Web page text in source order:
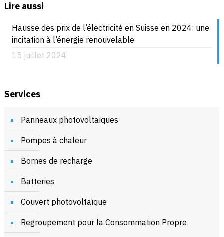
Lire aussi
Hausse des prix de l’électricité en Suisse en 2024: une
incitation à l’énergie renouvelable
15 juillet 2024
Services
Panneaux photovoltaïques
Pompes à chaleur
Bornes de recharge
Batteries
Couvert photovoltaïque
Regroupement pour la Consommation Propre